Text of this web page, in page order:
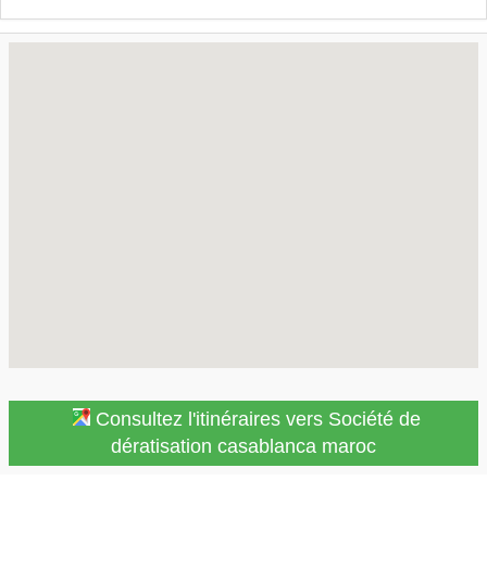
Consultez l'itinéraires vers Société de
dératisation casablanca maroc